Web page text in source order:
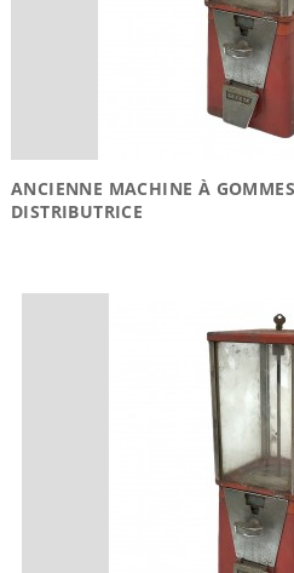
ANCIENNE MACHINE À
DISTRIBUTRICE